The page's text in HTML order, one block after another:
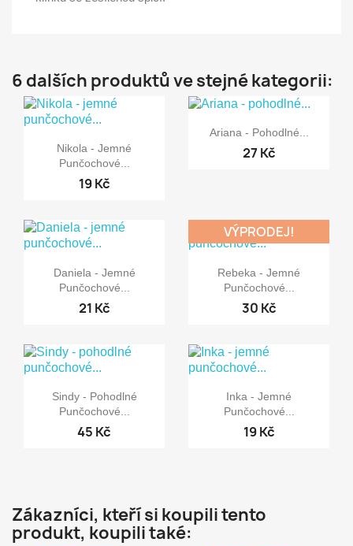
6 dalších produktů ve stejné kategorii:
 Rychlý náhled
Nikola - Jemné
Punčochové...
19 Kč
 Rychlý náhled
Ariana - Pohodlné...
27 Kč
 Rychlý náhled
Daniela - Jemné
Punčochové...
21 Kč
 Rychlý náhled
Rebeka - Jemné
Punčochové...
30 Kč
VÝPRODEJ!
 Rychlý náhled
Sindy - Pohodlné
Punčochové...
45 Kč
Rychlý náhled
Inka - Jemné
Punčochové...
19 Kč
Zákazníci, kteří si koupili tento
produkt, koupili také: